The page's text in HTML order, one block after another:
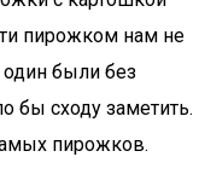
пирожком нам не
один были без
бы сходу заметить.
пирожков.